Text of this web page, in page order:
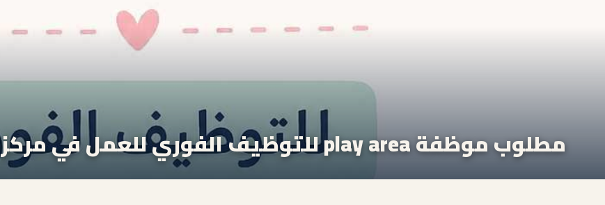
مطلوب موظفة play area للتوظيف الفوري للعمل في مركز أطفال في عمّان الغربية – خلدا